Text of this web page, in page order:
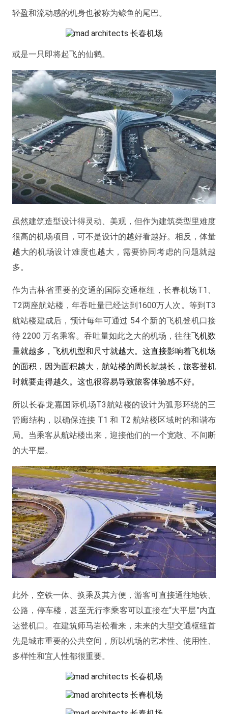
轻盈和流动感的机身也被称为鲸鱼的尾巴。
或是一只即将起飞的仙鹤。
虽然建筑造型设计得灵动、美观，但作为建筑类型里难度
很高的机场项目，可不是设计的越好看越好。相反，体量
越大的机场设计难度也越大，需要协同考虑的问题就越
多。
作为吉林省重要的交通的国际交通枢纽，长春机场T1、
T2两座航站楼，年吞吐量已经达到1600万人次。等到T3
航站楼建成后，预计每年可通过 54 个新的飞机登机口接
待 2200 万名乘客。吞吐量如此之大的机场，往往飞机数
量就越多，飞机机型和尺寸就越大。这直接影响着飞机场
的面积，因为面积越大，航站楼的周长就越长，旅客登机
时就要走得越久。这也很容易导致旅客体验感不好。
所以长春龙嘉国际机场T3航站楼的设计为弧形环绕的三
管廊结构，以确保连接 T1 和 T2 航站楼区域时的和谐布
局。当乘客从航站楼出来，迎接他们的一个宽敞、不间断
的大平层。
此外，空铁一体、换乘及其方便，游客可直接通往地铁、
公路，停车楼，甚至无行李乘客可以直接在“大平层”内直
达登机口。在建筑师马岩松看来，未来的大型交通枢纽首
先是城市重要的公共空间，所以机场的艺术性、使用性、
多样性和宜人性都很重要。